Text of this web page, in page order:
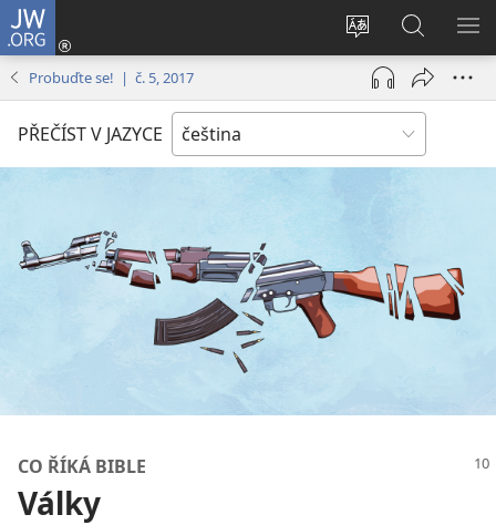
JW.ORG
Změnit
jazyk
stránek
Přihlásit
se
(otevřeno
okno)
Hledat
na
JW.ORG
Probuďte se! | č. 5, 2017
PŘEČÍST V JAZYCE
CO ŘÍKÁ BIBLE
Války